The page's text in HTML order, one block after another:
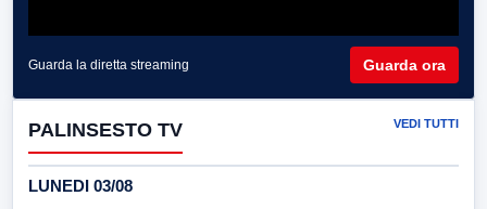
Guarda la diretta streaming Guarda ora
PALINSESTO TV VEDI TUTTI
LUNEDI 03/08